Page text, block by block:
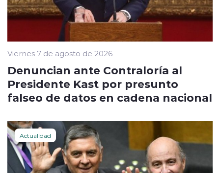
Viernes 7 de agosto de 2026
Denuncian ante Contraloría al
Presidente Kast por presunto
falseo de datos en cadena nacional
Actualidad